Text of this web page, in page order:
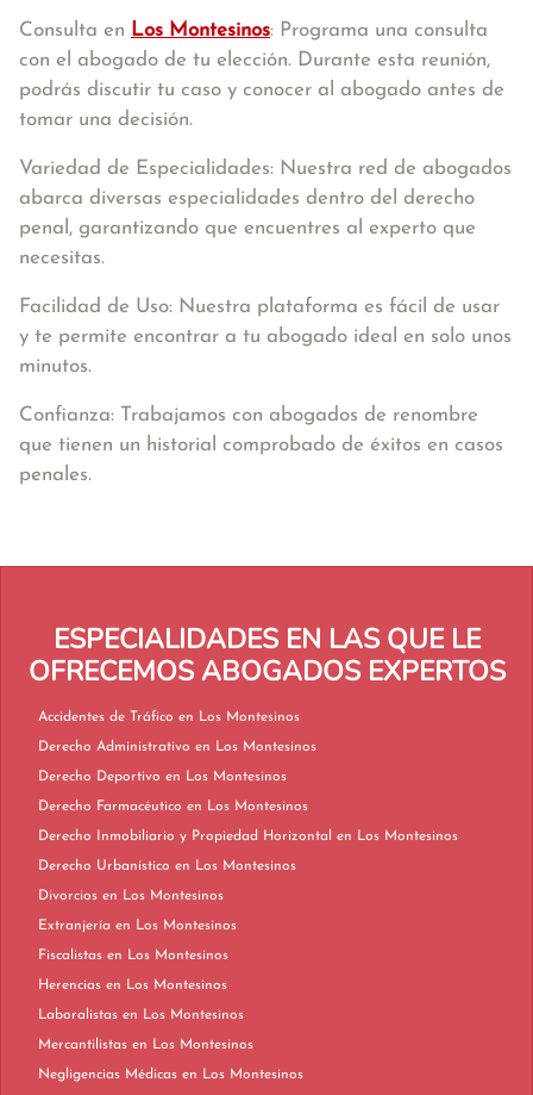
Consulta en Los Montesinos: Programa una consulta
con el abogado de tu elección. Durante esta reunión,
podrás discutir tu caso y conocer al abogado antes de
tomar una decisión.
Variedad de Especialidades: Nuestra red de abogados
abarca diversas especialidades dentro del derecho
penal, garantizando que encuentres al experto que
necesitas.
Facilidad de Uso: Nuestra plataforma es fácil de usar
y te permite encontrar a tu abogado ideal en solo unos
minutos.
Confianza: Trabajamos con abogados de renombre
que tienen un historial comprobado de éxitos en casos
penales.
ESPECIALIDADES EN LAS QUE LE
OFRECEMOS ABOGADOS EXPERTOS
Accidentes de Tráfico en Los Montesinos
Derecho Administrativo en Los Montesinos
Derecho Deportivo en Los Montesinos
Derecho Farmacéutico en Los Montesinos
Derecho Inmobiliario y Propiedad Horizontal en Los Montesinos
Derecho Urbanístico en Los Montesinos
Divorcios en Los Montesinos
Extranjería en Los Montesinos
Fiscalistas en Los Montesinos
Herencias en Los Montesinos
Laboralistas en Los Montesinos
Mercantilistas en Los Montesinos
Negligencias Médicas en Los Montesinos